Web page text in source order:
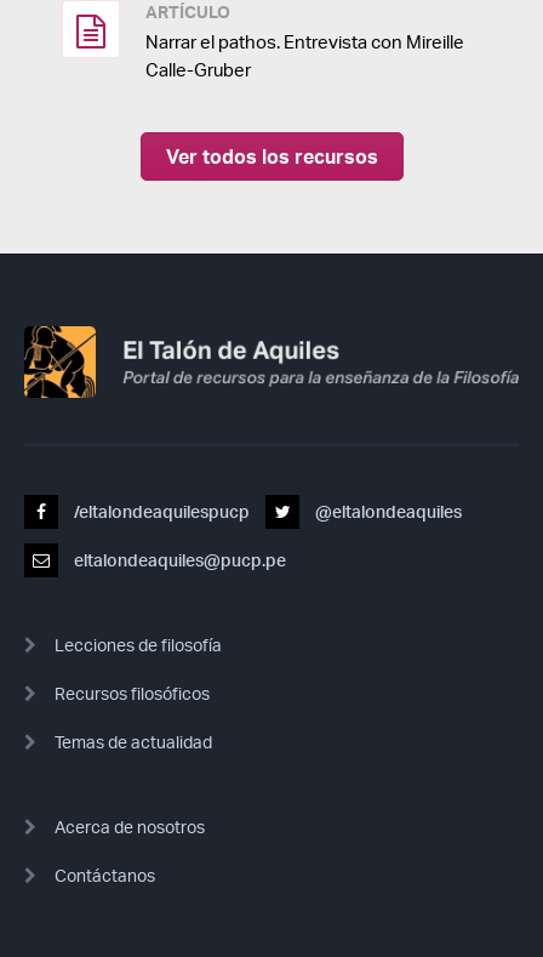
ARTÍCULO
Narrar el pathos. Entrevista con Mireille
Calle-Gruber
Ver todos los recursos
/eltalondeaquilespucp @eltalondeaquiles
eltalondeaquiles@pucp.pe
Lecciones de filosofía
Recursos filosóficos
Temas de actualidad
Acerca de nosotros
Contáctanos